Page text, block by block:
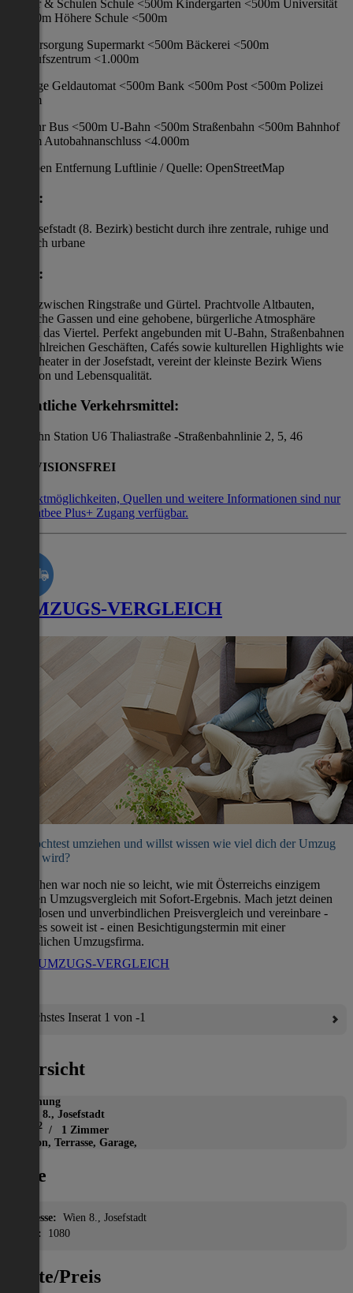
Kinder & Schulen Schule <500m Kindergarten <500m Universität
<1.000m Höhere Schule <500m
Nahversorgung Supermarkt <500m Bäckerei <500m
Einkaufszentrum <1.000m
Sonstige Geldautomat <500m Bank <500m Post <500m Polizei
<500m
Verkehr Bus <500m U-Bahn <500m Straßenbahn <500m Bahnhof
<500m Autobahnanschluss <4.000m
Angaben Entfernung Luftlinie / Quelle: OpenStreetMap
Lage:
Die Josefstadt (8. Bezirk) besticht durch ihre zentrale, ruhige und
zugleich urbane
Lage:
direkt zwischen Ringstraße und Gürtel. Prachtvolle Altbauten,
idyllische Gassen und eine gehobene, bürgerliche Atmosphäre
prägen das Viertel. Perfekt angebunden mit U-Bahn, Straßenbahnen
und zahlreichen Geschäften, Cafés sowie kulturellen Highlights wie
dem Theater in der Josefstadt, vereint der kleinste Bezirk Wiens
Tradition und Lebensqualität.
Öffentliche Verkehrsmittel:
-U-Bahn Station U6 Thaliastraße -Straßenbahnlinie 2, 5, 46
PROVISIONSFREI
Kontaktmöglichkeiten, Quellen und weitere Informationen sind nur
mit Flatbee Plus+ Zugang verfügbar.
UMZUGS-VERGLEICH
Du möchtest umziehen und willst wissen wie viel dich der Umzug
kosten wird?
Umziehen war noch nie so leicht, wie mit Österreichs einzigem
direkten Umzugsvergleich mit Sofort-Ergebnis. Mach jetzt deinen
kostenlosen und unverbindlichen Preisvergleich und vereinbare -
wenn es soweit ist - einen Besichtigungstermin mit einer
verlässlichen Umzugsfirma.
ZUM UMZUGS-VERGLEICH
Nächstes Inserat 1 von -1
Übersicht
Wohnung
Wien 8., Josefstadt
2 / 1 Zimmer
Balkon, Terrasse, Garage,
Lage
Adresse: Wien 8., Josefstadt
PLZ:
1080
Miete/Preis